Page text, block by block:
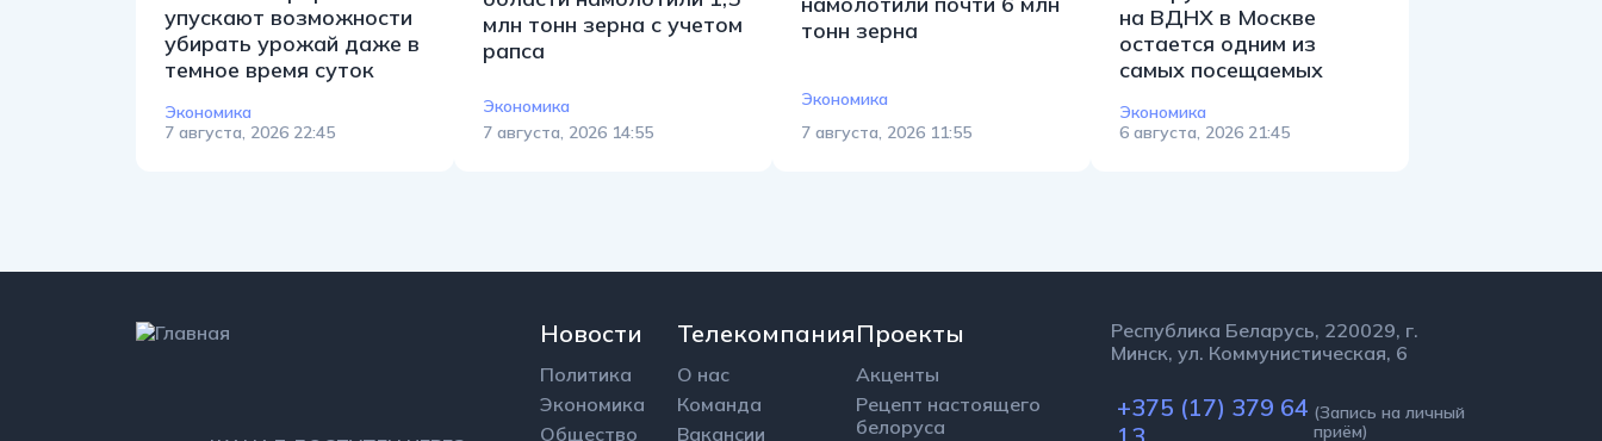
упускают возможности
убирать урожай даже в
темное время суток
Экономика
7 августа, 2026 22:45
млн тонн зерна с учетом
рапса
Экономика
7 августа, 2026 14:55
тонн зерна
Экономика
7 августа, 2026 11:55
на ВДНХ в Москве
остается одним из
самых посещаемых
Экономика
6 августа, 2026 21:45
Новости
Политика
Экономика
Общество
Телекомпания
О нас
Команда
Вакансии
Проекты
Акценты
Рецепт настоящего
белоруса
Республика Беларусь, 220029, г.
Минск, ул. Коммунистическая, 6
+375 (17) 379 64 (Запись на личный
приём)